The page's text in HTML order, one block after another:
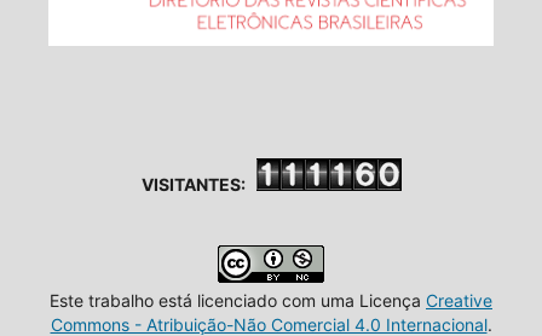
VISITANTES:
Este trabalho está licenciado com uma Licença Creative
Commons - Atribuição-Não Comercial 4.0 Internacional.